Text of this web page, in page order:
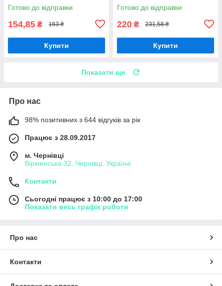
Готово до відправки
154,85 ₴ 163 ₴
Купити
Готово до відправки
220 ₴ 231,58 ₴
Купити
Показати ще
Про нас
98% позитивних з 644 відгуків за рік
Працює з 28.09.2017
м. Чернівці
Вірменська 32, Чернівці, Україна
Контакти
Сьогодні працює з 10:00 до 17:00
Показати весь графік роботи
Про нас
Контакти